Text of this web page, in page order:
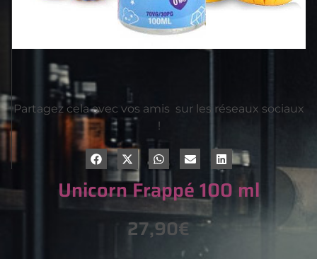
Unicorn Frappé 100 ml
27,90€
Partagez cela avec vos amis sur les réseaux sociaux
!